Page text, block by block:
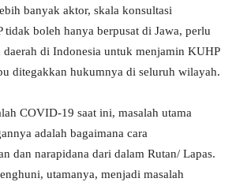
banyak aktor, skala konsultasi
tidak boleh hanya berpusat di Jawa, perlu
di Indonesia untuk menjamin KUHP
ditegakkan hukumnya di seluruh wilayah.
COVID-19 saat ini, masalah utama
adalah bagaimana cara
dan narapidana dari dalam Rutan/ Lapas.
utamanya, menjadi masalah